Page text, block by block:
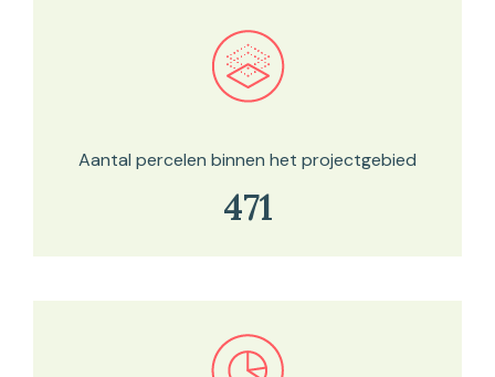
Bekijk in onze kaartviewer
Aantal percelen binnen het projectgebied
471